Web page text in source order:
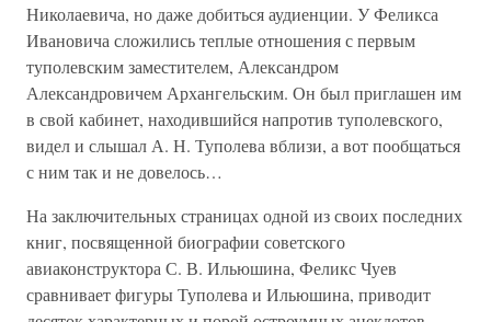
Николаевича, но даже добиться аудиенции. У Феликса
Ивановича сложились теплые отношения с первым
туполевским заместителем, Александром
Александровичем Архангельским. Он был приглашен им
в свой кабинет, находившийся напротив туполевского,
видел и слышал А. Н. Туполева вблизи, а вот пообщаться
с ним так и не довелось…
На заключительных страницах одной из своих последних
книг, посвященной биографии советского
авиаконструктора С. В. Ильюшина, Феликс Чуев
сравнивает фигуры Туполева и Ильюшина, приводит